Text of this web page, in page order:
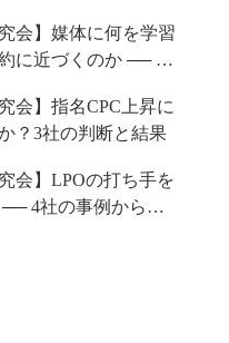
会】媒体に何を学習
に近づくのか ── 2
えるCV設計の判断
会】指名CPC上昇に
？3社の判断と結果
会】LPOの打ち手を
4社の事例から見